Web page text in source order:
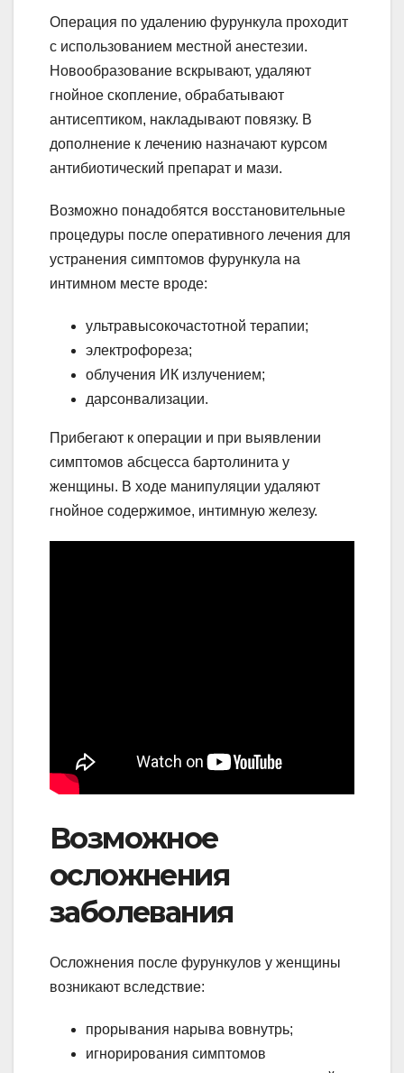
Операция по удалению фурункула проходит
с использованием местной анестезии.
Новообразование вскрывают, удаляют
гнойное скопление, обрабатывают
антисептиком, накладывают повязку. В
дополнение к лечению назначают курсом
антибиотический препарат и мази.
Возможно понадобятся восстановительные
процедуры после оперативного лечения для
устранения симптомов фурункула на
интимном месте вроде:
ультравысокочастотной терапии;
электрофореза;
облучения ИК излучением;
дарсонвализации.
Прибегают к операции и при выявлении
симптомов абсцесса бартолинита у
женщины. В ходе манипуляции удаляют
гнойное содержимое, интимную железу.
Возможное
осложнения
заболевания
Осложнения после фурункулов у женщины
возникают вследствие:
прорывания нарыва вовнутрь;
игнорирования симптомов